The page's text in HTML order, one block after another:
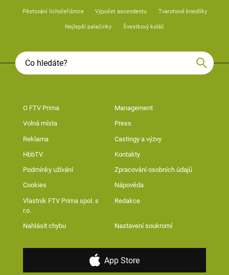
Pěstování lichořeřišnice Výpočet ascendentu Tvarohové knedlíky
Nejlepší palačinky Švestkový koláč
O FTV Prima Management
Volná místa Press
Reklama Castingy a výzvy
HbbTV Kontakty
Podmínky užívání Zpracování osobních údajů
Cookies Nápověda
Vlastník FTV Prima spol. s
r.o.
Redakce
Nahlásit chybu Nastavení soukromí
App Store